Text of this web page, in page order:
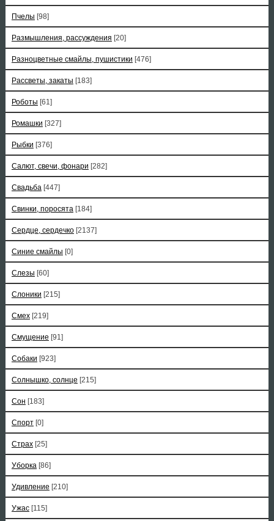
Пчелы [98]
Размышления, рассуждения [20]
Разноцветные смайлы, пушистики [476]
Рассветы, закаты [183]
Роботы [61]
Ромашки [327]
Рыбки [376]
Салют, свечи, фонари [282]
Свадьба [447]
Свинки, поросята [184]
Сердце, сердечко [2137]
Синие смайлы [0]
Слезы [60]
Слоники [215]
Смех [219]
Смущение [91]
Собаки [923]
Солнышко, солнце [215]
Сон [183]
Спорт [0]
Страх [25]
Уборка [86]
Удивление [210]
Ужас [115]